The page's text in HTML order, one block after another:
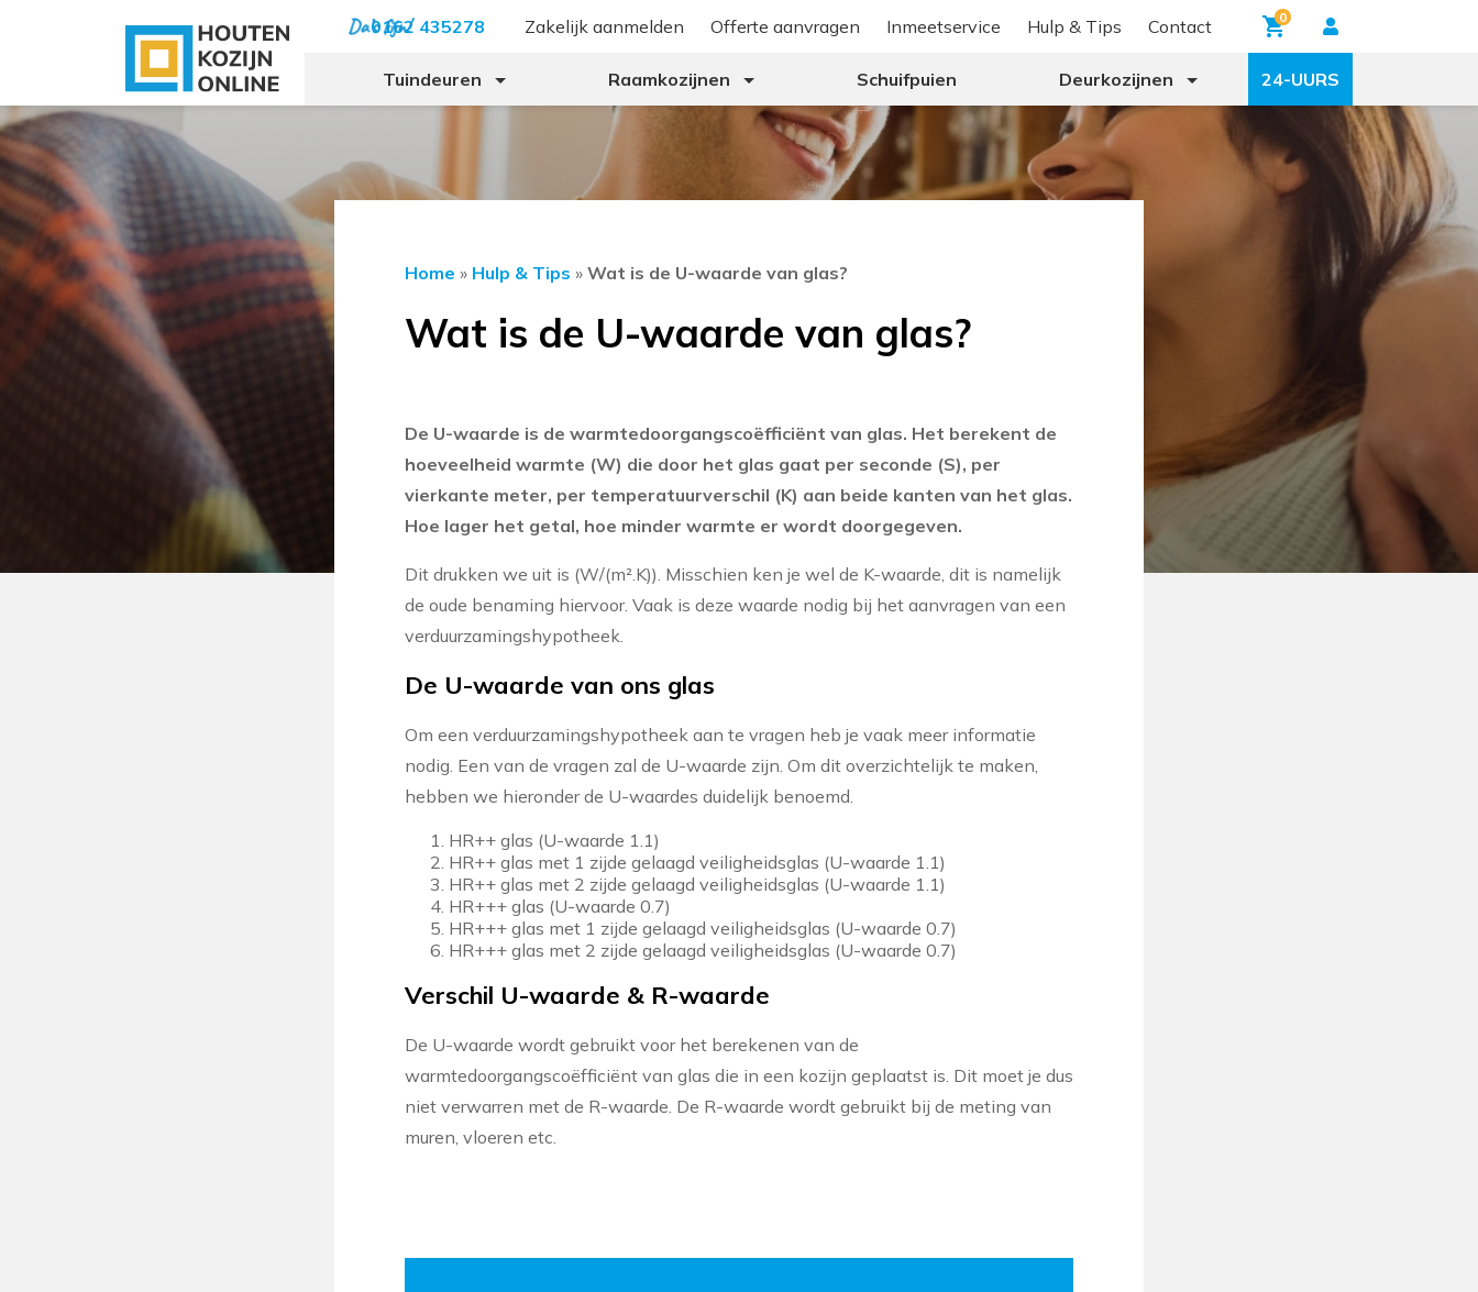
0162 435278 Zakelijk aanmelden Offerte aanvragen Inmeetservice Hulp & Tips Contact 0
Tuindeuren Raamkozijnen Schuifpuien Deurkozijnen 24-UURS
Home » Hulp & Tips » Wat is de U-waarde van glas?
Wat is de U-waarde van glas?
De U-waarde is de warmtedoorgangscoëfficiënt van glas. Het berekent de
hoeveelheid warmte (W) die door het glas gaat per seconde (S), per
vierkante meter, per temperatuurverschil (K) aan beide kanten van het glas.
Hoe lager het getal, hoe minder warmte er wordt doorgegeven.
Dit drukken we uit is (W/(m².K)). Misschien ken je wel de K-waarde, dit is namelijk
de oude benaming hiervoor. Vaak is deze waarde nodig bij het aanvragen van een
verduurzamingshypotheek.
De U-waarde van ons glas
Om een verduurzamingshypotheek aan te vragen heb je vaak meer informatie
nodig. Een van de vragen zal de U-waarde zijn. Om dit overzichtelijk te maken,
hebben we hieronder de U-waardes duidelijk benoemd.
HR++ glas (U-waarde 1.1)
HR++ glas met 1 zijde gelaagd veiligheidsglas (U-waarde 1.1)
HR++ glas met 2 zijde gelaagd veiligheidsglas (U-waarde 1.1)
HR+++ glas (U-waarde 0.7)
HR+++ glas met 1 zijde gelaagd veiligheidsglas (U-waarde 0.7)
HR+++ glas met 2 zijde gelaagd veiligheidsglas (U-waarde 0.7)
Verschil U-waarde & R-waarde
De U-waarde wordt gebruikt voor het berekenen van de
warmtedoorgangscoëfficiënt van glas die in een kozijn geplaatst is. Dit moet je dus
niet verwarren met de R-waarde. De R-waarde wordt gebruikt bij de meting van
muren, vloeren etc.